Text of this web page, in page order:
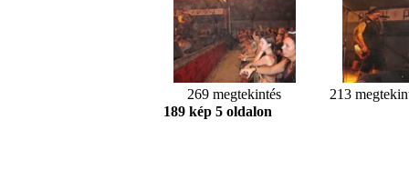
269 megtekintés
213
189 kép 5 oldalon